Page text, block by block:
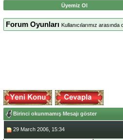
Üyemiz Ol
Forum Oyunları Kullanıcılarımız
Birinci okunmamış Mesajı göster
29 March 2006, 15:34